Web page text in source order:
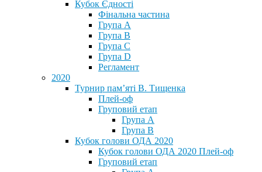
Кубок Єдності
Фінальна частина
Група А
Група В
Група С
Група D
Регламент
2020
Турнир пам’яті В. Тищенка
Плей-оф
Груповий етап
Група А
Група В
Кубок голови ОДА 2020
Кубок голови ОДА 2020 Плей-оф
Груповий етап